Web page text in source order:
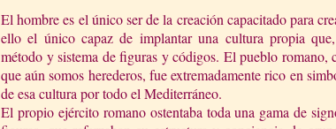
El hombre es el único ser de la creación capacitado para
ello el único capaz de implantar una cultura propia
método y sistema de figuras y códigos. El pueblo romano,
que aún somos herederos, fue extremadamente rico en
de esa cultura por todo el Mediterráneo.
El propio ejército romano ostentaba toda una gama de